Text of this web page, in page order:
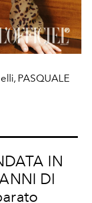
PASQUALE
IN
DI